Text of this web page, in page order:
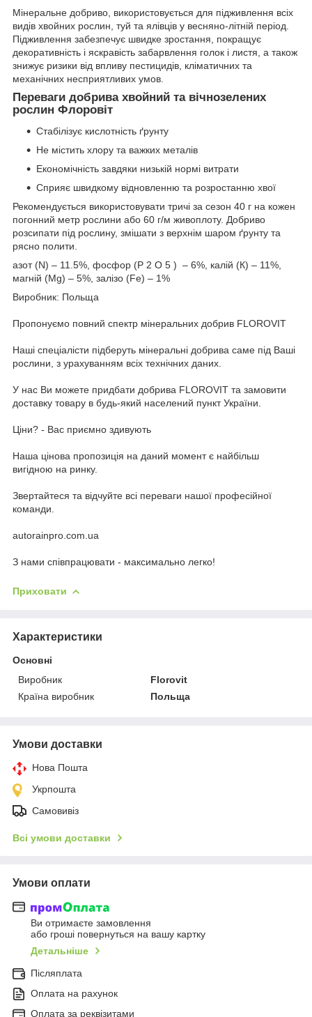
Мінеральне добриво, використовується для підживлення всіх
видів хвойних рослин, туй та ялівців у весняно-літній період.
Підживлення забезпечує швидке зростання, покращує
декоративність і яскравість забарвлення голок і листя, а також
знижує ризики від впливу пестицидів, кліматичних та
механічних несприятливих умов.
Переваги добрива хвойний та вічнозелених
рослин Флоровіт
Стабілізує кислотність ґрунту
Не містить хлору та важких металів
Економічність завдяки низькій нормі витрати
Сприяє швидкому відновленню та розростанню хвої
Рекомендується використовувати тричі за сезон 40 г на кожен
погонний метр рослини або 60 г/м живоплоту. Добриво
розсипати під рослину, змішати з верхнім шаром ґрунту та
рясно полити.
азот (N) – 11.5%, фосфор (P 2 O 5 ) – 6%, калій (К) – 11%,
магній (Mg) – 5%, залізо (Fe) – 1%
Виробник: Польща
Пропонуємо повний спектр мінеральних добрив FLOROVIT
Наші спеціалісти підберуть мінеральні добрива саме під Ваші
рослини, з урахуванням всіх технічних даних.
У наc Ви можете придбати добрива FLOROVIT та замовити
доставку товару в будь-який населений пункт України.
Ціни? - Вас приємно здивують
Наша цінова пропозиція на даний момент є найбільш
вигідною на ринку.
Звертайтеся та відчуйте всі переваги нашої професійної
команди.
autorainpro.com.ua
З нами співпрацювати - максимально легко!
Приховати
Характеристики
Основні
Виробник
Florovit
Країна виробник
Польща
Умови доставки
Нова Пошта
Укрпошта
Самовивіз
Всі умови доставки
Умови оплати
Ви отримаєте замовлення
або гроші повернуться на вашу картку
Детальніше
Післяплата
Оплата на рахунок
Оплата за реквізитами